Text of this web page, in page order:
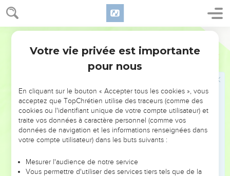
Esdras 3
les travaux de la maison de l'Éternel.
9 Et Josué, avec ses fils et ses frères, Kadmiel, avec ses fils,
fils de Juda, les fils de Hénadad, avec leurs fils et leurs frères
les Lévites, se préparèrent tous ensemble à surveiller ceux
qui travaillaient à la maison de Dieu.
de l'Éternel, on fit assister les sacrificateurs en costume, avec
les trompettes, et les Lévites, fils d'Asaph, avec les cymbales,
afin qu'ils célébrassent l'Éternel, d'après les ordonnances de
David, roi d'Israël.
Ils chantaient, célébrant et louant l'Éternel par ces paroles :
Car il est bon, car sa miséricorde pour Israël dure à toujours !
Et tout le peuple poussait de grands cris de joie en célébrant
Votre vie privée est importante
pour nous
En cliquant sur le bouton « Accepter tous les cookies », vous
acceptez que TopChrétien utilise des traceurs (comme des
cookies ou l'identifiant unique de votre compte utilisateur) et
traite vos données à caractère personnel (comme vos
données de navigation et les informations renseignées dans
votre compte utilisateur) dans les buts suivants :
Mesurer l'audience de notre service
Vous permettre d'utiliser des services tiers tels que de la